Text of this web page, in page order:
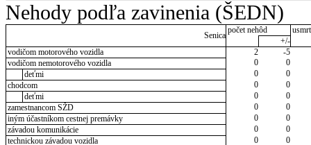
Nehody podľa zavinenia (ŠEDN)
Senica
počet nehôd
+/-
vodičom motorového vozidla
2
-5
vodičom nemotorového vozidla
0
0
deťmi
0
0
chodcom
0
0
deťmi
0
0
zamestnancom SŽD
0
0
iným účastníkom cestnej premávky
0
0
závadou komunikácie
0
0
technickou závadou vozidla
0
0